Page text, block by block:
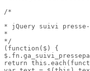
/*
* jQuery suivi presse-
*
*/
(function($) {
return